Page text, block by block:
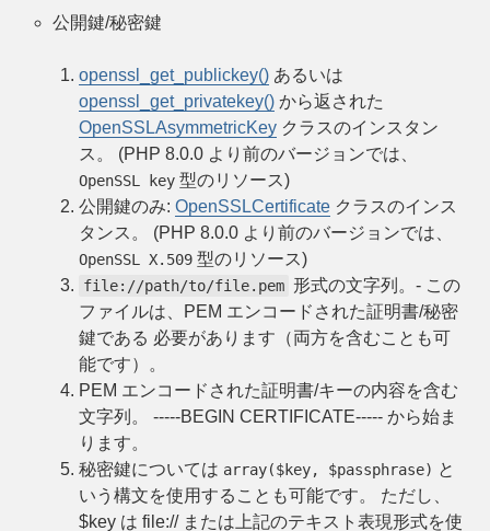
公開鍵/秘密鍵
openssl_get_publickey() あるいは
openssl_get_privatekey() から返された
OpenSSLAsymmetricKey クラスのインスタン
ス。 (PHP 8.0.0 より前のバージョンでは、
OpenSSL key 型のリソース)
公開鍵のみ: OpenSSLCertificate クラスのインス
タンス。 (PHP 8.0.0 より前のバージョンでは、
OpenSSL X.509 型のリソース)
file://path/to/file.pem 形式の文字列。- この
ファイルは、PEM エンコードされた証明書/秘密
鍵である 必要があります（両方を含むことも可
能です）。
PEM エンコードされた証明書/キーの内容を含む
文字列。 -----BEGIN CERTIFICATE----- から始ま
ります。
秘密鍵については array($key, $passphrase) と
いう構文を使用することも可能です。 ただし、
$key は file:// または上記のテキスト表現形式を使